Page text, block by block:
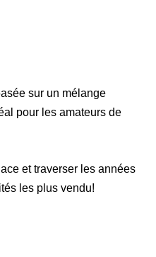
sur un mélange
pour les amateurs de
et traverser les années
les plus vendu!